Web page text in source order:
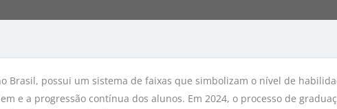
possui um sistema de faixas que simbolizam o nível de
e a progressão contínua dos alunos. Em 2024, o processo de